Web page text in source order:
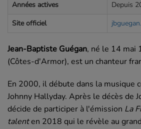
Années actives
Depuis
Site officiel
Jean-Baptiste Guégan, né le 14 mai
(Côtes-d'Armor), est un chanteur
En 2000, il débute dans la musique
Johnny Hallyday. Après le décès de
décide de participer à l'émission La
talenten 2018 qui le révèle au